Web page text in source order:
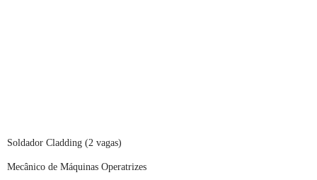
Soldador Cladding (2 vagas)
Mecânico de Máquinas Operatrizes